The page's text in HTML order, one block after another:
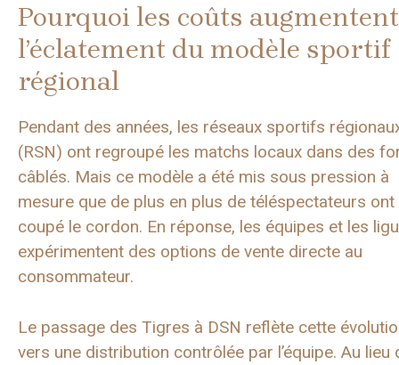
Pourquoi les coûts
l’éclatement du modèle sportif
régional
Pendant des années, les réseaux sportifs
(RSN) ont regroupé les matchs locaux dans des
câblés. Mais ce modèle a été mis sous pression à
mesure que de plus en plus de téléspectateurs ont
coupé le cordon. En réponse, les équipes et les
expérimentent des options de vente directe au
consommateur.
Le passage des Tigres à DSN reflète cette
vers une distribution contrôlée par l’équipe. Au lieu